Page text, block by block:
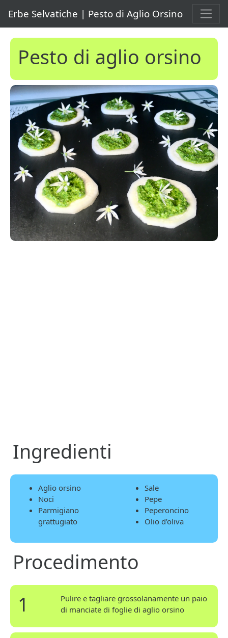
Erbe Selvatiche | Pesto di Aglio Orsino
Pesto di aglio orsino
Ingredienti
Aglio orsino
Noci
Parmigiano
grattugiato
Sale
Pepe
Peperoncino
Olio d’oliva
Procedimento
1
Pulire e tagliare grossolanamente un paio
di manciate di foglie di aglio orsino